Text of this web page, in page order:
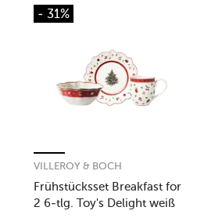
- 31%
Frühstücksset Breakfast for
2 6-tlg. Toy's Delight weiß
VILLEROY & BOCH